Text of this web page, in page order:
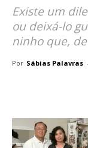
Existe um
ou deixá-lo
ninho que,
Por Sábias Palavras -